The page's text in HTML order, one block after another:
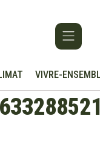
VIVRE-